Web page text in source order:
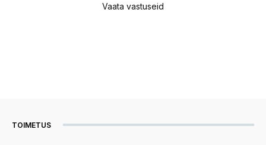
Vaata vastuseid
TOIMETUS